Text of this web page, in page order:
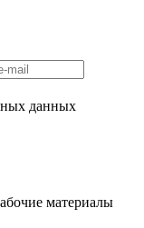
данных
материалы